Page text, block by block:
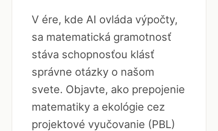
V ére, kde AI ovláda výpočty,
sa matematická gramotnosť
stáva schopnosťou klásť
správne otázky o našom
svete. Objavte, ako prepojenie
matematiky a ekológie cez
projektové vyučovanie (PBL)